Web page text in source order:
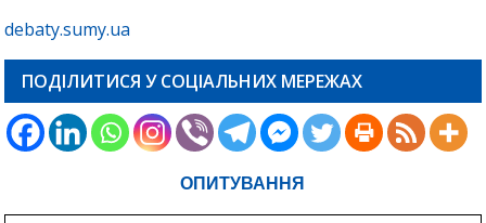
debaty.sumy.ua
ПОДІЛИТИСЯ У СОЦІАЛЬНИХ МЕРЕЖАХ
ОПИТУВАННЯ